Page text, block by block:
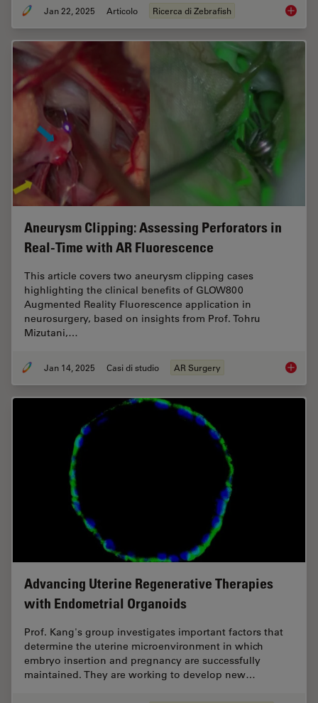
Jan 22, 2025 Articolo Ricerca di Zebrafish
Aneurysm Clipping: Assessing Perforators in
Real-Time with AR Fluorescence
This article covers two aneurysm clipping cases
highlighting the clinical benefits of GLOW800
Augmented Reality Fluorescence application in
neurosurgery, based on insights from Prof. Tohru
Mizutani,…
Jan 14, 2025 Casi di studio AR Surgery
Advancing Uterine Regenerative Therapies
with Endometrial Organoids
Prof. Kang's group investigates important factors that
determine the uterine microenvironment in which
embryo insertion and pregnancy are successfully
maintained. They are working to develop new…